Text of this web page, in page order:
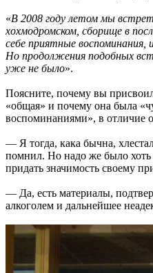
«В 2008 году летом мы
хохмодромском, сборище в
себе приятные
Но продолжения подобных
уже не было».
Поясните, почему вы
«общая» и почему она была
воспоминаниями», в отличие
— Я тогда, кака бычна,
помнил. Но надо же было хоть
придать значимость своему
— Да, есть материалы,
алкоголем и дальнейшее